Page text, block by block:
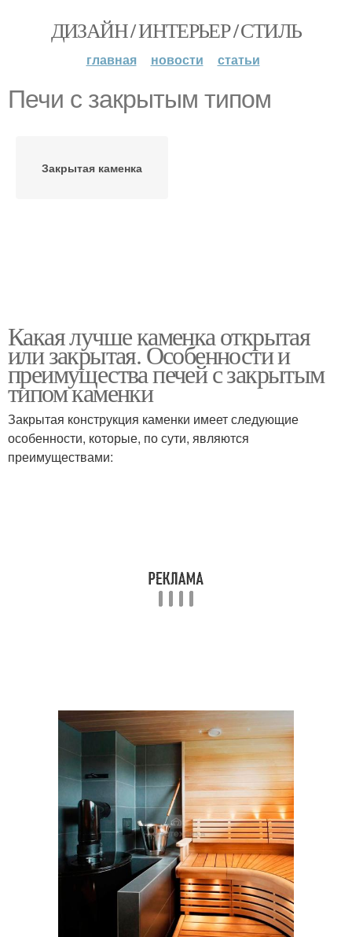
ДИЗАЙН / ИНТЕРЬЕР / СТИЛЬ
главная новости статьи
Печи с закрытым типом
Закрытая каменка
Какая лучше каменка открытая
или закрытая. Особенности и
преимущества печей с закрытым
типом каменки
Закрытая конструкция каменки имеет следующие
особенности, которые, по сути, являются
преимуществами: